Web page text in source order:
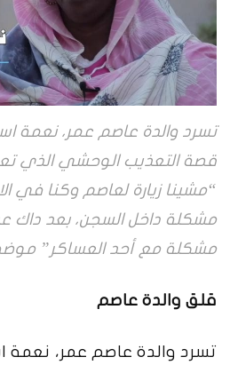
تسرد والدة عاصم عمر، نعمة
قصة التعذيب الوحشي الذي
“مشينا زيارة لعاصم وكنا في
مشكلة داخل السجن، بعد داك
مشكلة مع أحد العساكر” موضحة
قلق والدة عاصم
تسرد والدة عاصم عمر، نعمة